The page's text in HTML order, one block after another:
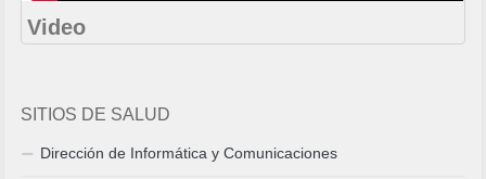
Video
SITIOS DE SALUD
Dirección de Informática y Comunicaciones